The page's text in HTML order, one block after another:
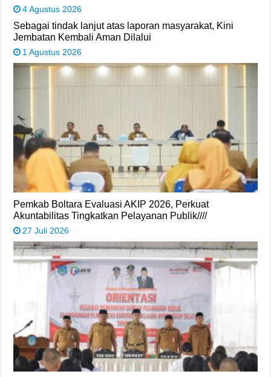
4 Agustus 2026
Sebagai tindak lanjut atas laporan masyarakat, Kini
Jembatan Kembali Aman Dilalui
1 Agustus 2026
Pemkab Boltara Evaluasi AKIP 2026, Perkuat
Akuntabilitas Tingkatkan Pelayanan Publik////
27 Juli 2026